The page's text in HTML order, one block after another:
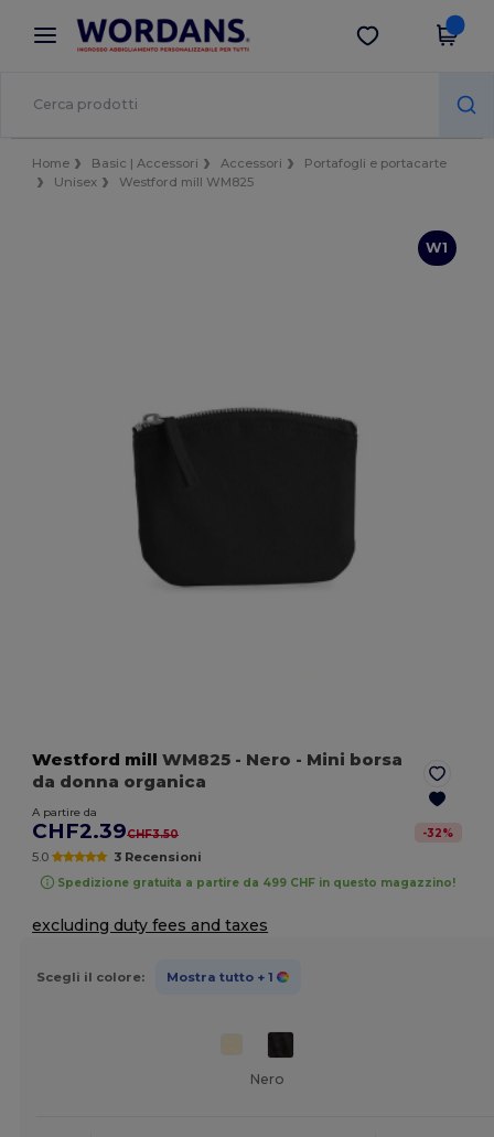
× App Wordans
Prezzi migliori sull'app!
Scarica app
Home Basic | Accessori Accessori
Portafogli e portacarte
Unisex
Westford mill WM825
W1
Westford mill WM825 - Nero - Mini borsa
da donna organica
A partire da
CHF2.39CHF3.50 -32%
5.0 3 Recensioni
Spedizione gratuita a partire da 499 CHF in questo magazzino!
excluding duty fees and taxes
Scegli il colore: Mostra tutto + 1
Nero